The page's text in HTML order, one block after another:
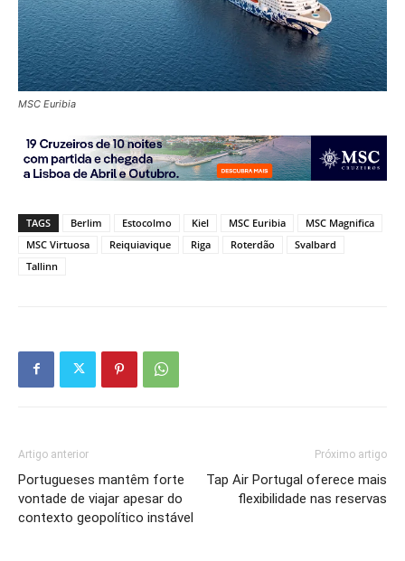
MSC Euribia
TAGS Berlim Estocolmo Kiel MSC Euribia
MSC Magnifica
MSC Virtuosa
Reiquiavique Riga Roterdão
Svalbard
Tallinn
Artigo anterior
Portugueses mantêm forte
vontade de viajar apesar do
contexto geopolítico instável
Próximo artigo
Tap Air Portugal oferece mais
flexibilidade nas reservas